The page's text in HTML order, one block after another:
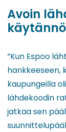
Avoin
”Kun Espoo
hankkeeseen,
kaupungeilla
lähdekoodin
jatkaa sen